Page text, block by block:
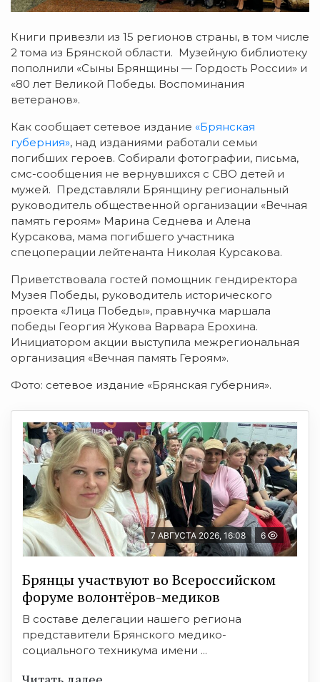
Книги привезли из 15 регионов страны, в том числе
2 тома из Брянской области. Музейную библиотеку
пополнили «Сыны Брянщины — Гордость России» и
«80 лет Великой Победы. Воспоминания
ветеранов».
Как сообщает сетевое издание «Брянская
губерния», над изданиями работали семьи
погибших героев. Собирали фотографии, письма,
смс-сообщения не вернувшихся с СВО детей и
мужей. Представляли Брянщину региональный
руководитель общественной организации «Вечная
память героям» Марина Седнева и Алена
Курсакова, мама погибшего участника
спецоперации лейтенанта Николая Курсакова.
Приветствовала гостей помощник гендиректора
Музея Победы, руководитель исторического
проекта «Лица Победы», правнучка маршала
победы Георгия Жукова Варвара Ерохина.
Инициатором акции выступила межрегиональная
организация «Вечная память Героям».
Фото: сетевое издание «Брянская губерния».
7 АВГУСТА 2026, 16:08 6
Брянцы участвуют во Всероссийском
форуме волонтёров-медиков
В составе делегации нашего региона
представители Брянского медико-
социального техникума имени ...